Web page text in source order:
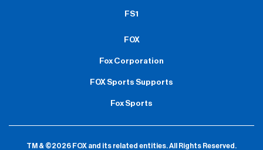
FS1
FOX
Fox Corporation
FOX Sports Supports
Fox Sports
TM & ©2026 FOX and its related entities.All Rights Reserved.